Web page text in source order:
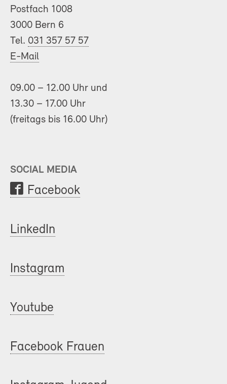
Postfach 1008
3000 Bern 6
Tel. 031 357 57 57
E-Mail
09.00 – 12.00 Uhr und
13.30 – 17.00 Uhr
(freitags bis 16.00 Uhr)
SOCIAL MEDIA
Facebook
LinkedIn
Instagram
Youtube
Facebook Frauen